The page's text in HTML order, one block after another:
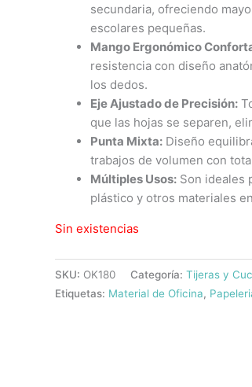
secundaria, ofreciendo
escolares pequeñas.
Mango Ergonómico
resistencia con diseño
los dedos.
Eje Ajustado de Precisión:
que las hojas se separen,
Punta Mixta: Diseño
trabajos de volumen con
Múltiples Usos: Son ideales
plástico y otros materiales
Sin existencias
SKU: OK180 Categoría: Tijeras y
Etiquetas: Material de Oficina,